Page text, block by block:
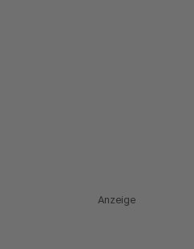
Anzeige